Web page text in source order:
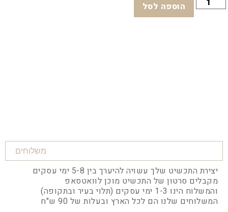
הוספה לסל
משלוחים
יצירת התכשיט שלך עשויה להיערך בין 5-8 ימי עסקים
מקבלים סרטון של התכשיט מוכן לוואטסאפ
והמשלוח הינו 1-3 ימי עסקים (תלוי בעיר ובתקופה)
המשלוחים שלנו הם לכל הארץ ובעלות של 90 ש"ח